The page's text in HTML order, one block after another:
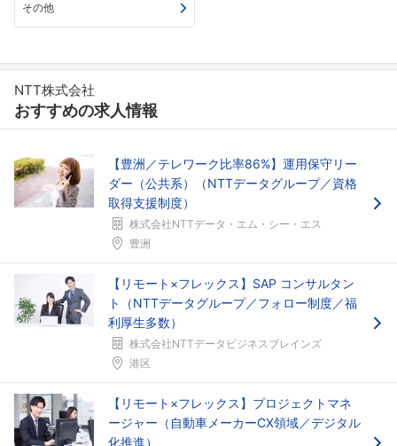
その他
NTT株式会社
おすすめの求人情報
【豊洲／テレワーク比率86%】運用保守リー
ダー（公共系）（NTTデータグループ／資格
取得支援制度）
株式会社NTTデータ・エム・シー・エス
豊洲
【リモート×フレックス】SAP コンサルタン
ト（NTTデータグループ／フォロー制度／福
利厚生多数）
株式会社NTTデータビジネスブレインズ
港区
【リモート×フレックス】プロジェクトマネ
ージャー（自動車メーカーCX領域／デジタル
化推進）